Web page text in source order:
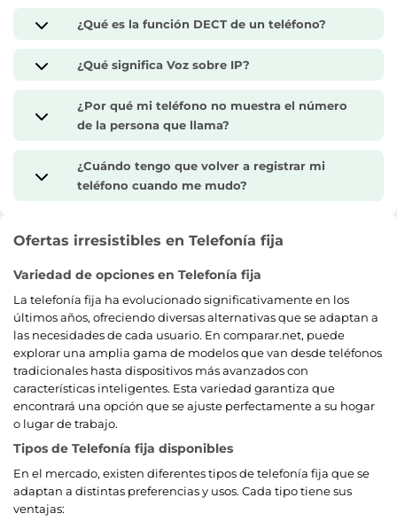
¿Qué es la función DECT de un teléfono?
¿Qué significa Voz sobre IP?
¿Por qué mi teléfono no muestra el número
de la persona que llama?
¿Cuándo tengo que volver a registrar mi
teléfono cuando me mudo?
Ofertas irresistibles en Telefonía fija
Variedad de opciones en Telefonía fija
La telefonía fija ha evolucionado significativamente en los
últimos años, ofreciendo diversas alternativas que se adaptan a
las necesidades de cada usuario. En comparar.net, puede
explorar una amplia gama de modelos que van desde teléfonos
tradicionales hasta dispositivos más avanzados con
características inteligentes. Esta variedad garantiza que
encontrará una opción que se ajuste perfectamente a su hogar
o lugar de trabajo.
Tipos de Telefonía fija disponibles
En el mercado, existen diferentes tipos de telefonía fija que se
adaptan a distintas preferencias y usos. Cada tipo tiene sus
ventajas: